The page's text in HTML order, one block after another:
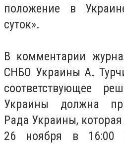
положение в
суток».
В комментарии
СНБО Украины А.
соответствующее
Украины должна
Рада Украины,
26 ноября в 16:00